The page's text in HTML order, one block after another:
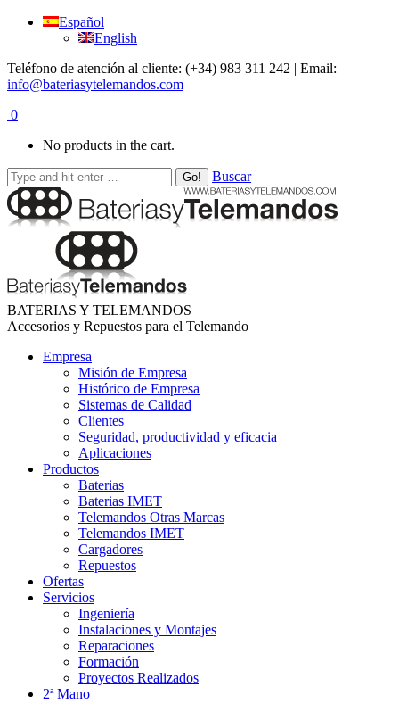
Español
English
Teléfono de atención al cliente: (+34) 983 311 242 | Email:
info@bateriasytelemandos.com
0
No products in the cart.
Buscar
BATERIAS Y TELEMANDOS
Accesorios y Repuestos para el Telemando
Empresa
Misión de Empresa
Histórico de Empresa
Sistemas de Calidad
Clientes
Seguridad, productividad y eficacia
Aplicaciones
Productos
Baterias
Baterias IMET
Telemandos Otras Marcas
Telemandos IMET
Cargadores
Repuestos
Ofertas
Servicios
Ingeniería
Instalaciones y Montajes
Reparaciones
Formación
Proyectos Realizados
2ª Mano